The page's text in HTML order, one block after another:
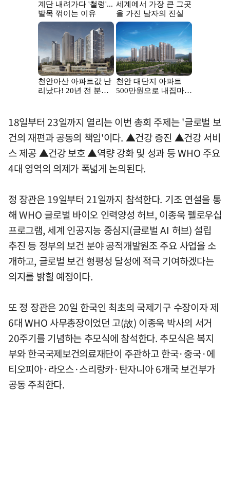
18일부터 23일까지 열리는 이번 총회 주제는 '글로벌 보
건의 재편과 공동의 책임'이다. ▲건강 증진 ▲건강 서비
스 제공 ▲건강 보호 ▲역량 강화 및 성과 등 WHO 주요
4대 영역의 의제가 폭넓게 논의된다.
정 장관은 19일부터 21일까지 참석한다. 기조 연설을 통
해 WHO 글로벌 바이오 인력양성 허브, 이종욱 펠로우십
프로그램, 세계 인공지능 중심지(글로벌 AI 허브) 설립
추진 등 정부의 보건 분야 공적개발원조 주요 사업을 소
개하고, 글로벌 보건 형평성 달성에 적극 기여하겠다는
의지를 밝힐 예정이다.
또 정 장관은 20일 한국인 최초의 국제기구 수장이자 제
6대 WHO 사무총장이었던 고(故) 이종욱 박사의 서거
20주기를 기념하는 추모식에 참석한다. 추모식은 복지
부와 한국국제보건의료재단이 주관하고 한국·중국·에
티오피아·라오스·스리랑카·탄자니아 6개국 보건부가
공동 주최한다.